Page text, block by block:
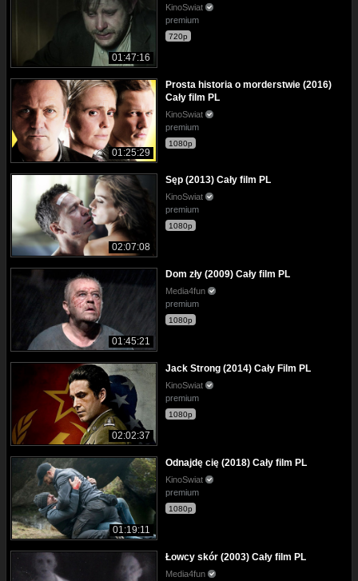
01:47:16
KinoSwiat
premium
720p
01:25:29
Prosta historia o morderstwie (2016)
Cały film PL
KinoSwiat
premium
1080p
02:07:08
Sęp (2013) Cały film PL
KinoSwiat
premium
1080p
01:45:21
Dom zły (2009) Cały film PL
Media4fun
premium
1080p
02:02:37
Jack Strong (2014) Cały Film PL
KinoSwiat
premium
1080p
01:19:11
Odnajdę cię (2018) Cały film PL
KinoSwiat
premium
1080p
Łowcy skór (2003) Cały film PL
Media4fun